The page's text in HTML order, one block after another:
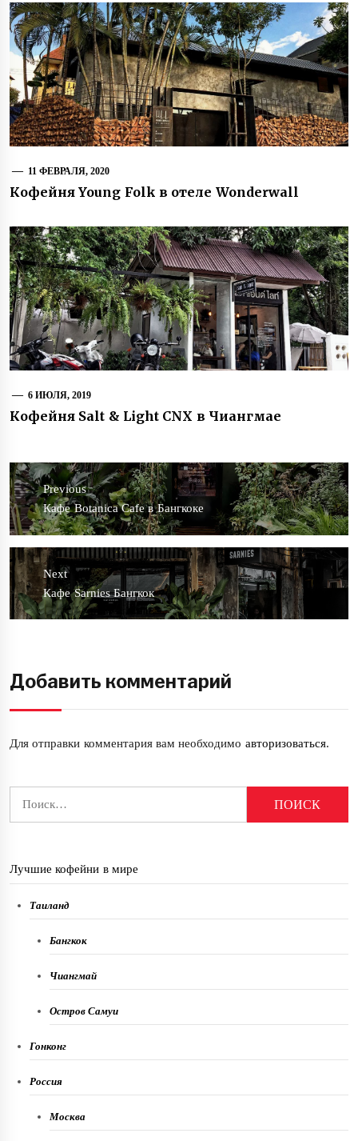
11 ФЕВРАЛЯ, 2020
Кофейня Young Folk в отеле Wonderwall
6 ИЮЛЯ, 2019
Кофейня Salt & Light CNX в Чиангмае
Навигация
по
записям
Previous
Previous
post:
Кафе Botanica Cafe в Бангкоке
Next
Next
post:
Кафе Sarnies Бангкок
Добавить комментарий
Для отправки комментария вам необходимо авторизоваться.
Лучшие кофейни в мире
Таиланд
Бангкок
Чиангмай
Остров Самуи
Гонконг
Россия
Москва